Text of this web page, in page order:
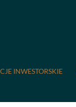
INWESTORSKIE